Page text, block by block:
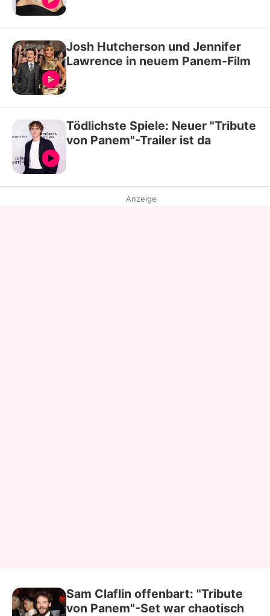
Josh Hutcherson und Jennifer
Lawrence in neuem Panem-Film
Tödlichste Spiele: Neuer "Tribute
von Panem"-Trailer ist da
Anzeige
Sam Claflin offenbart: "Tribute
von Panem"-Set war chaotisch